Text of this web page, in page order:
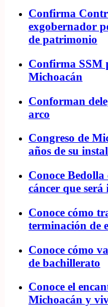
Confirma
exgobernador
de patrimonio
Confirma SSM
Michoacán
Conforman
arco
Congreso de
años de su
Conoce
cáncer que
Conoce cómo
terminación de
Conoce cómo
de bachillerato
Conoce el
Michoacán y